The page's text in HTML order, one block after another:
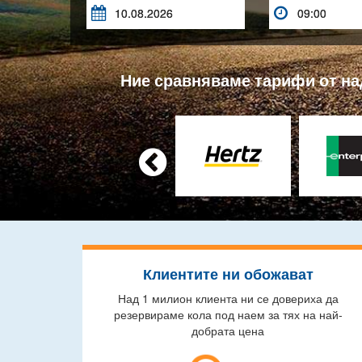
 
Ние сравняваме тарифи от

Клиентите ни обожават
Над 1 милион клиента ни се довериха да
резервираме кола под наем за тях на най-
добрата цена